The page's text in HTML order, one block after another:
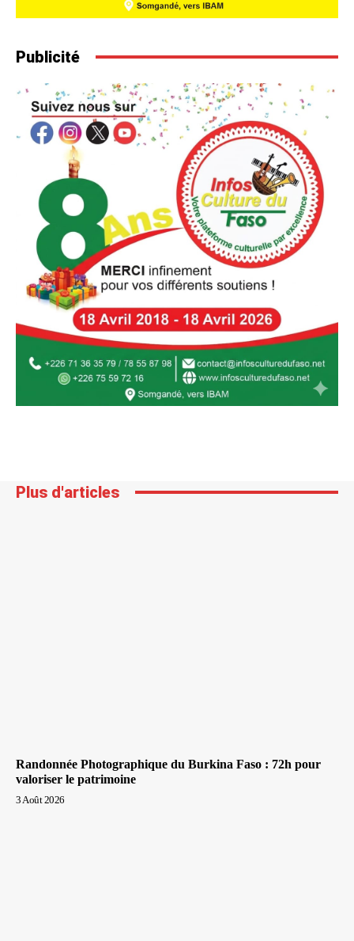
Publicité
Plus d'articles
Randonnée Photographique du Burkina Faso : 72h pour
valoriser le patrimoine
3 Août 2026